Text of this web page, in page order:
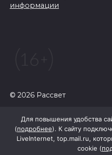
информации
© 2026 Рассвет
Для повышения удобства
(подробнее). К сайту
LiveInternet, top.mail.ru,
cookie (